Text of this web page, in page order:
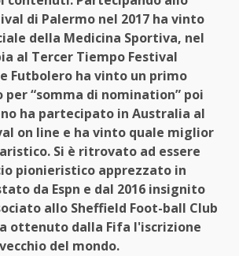
di Palermo nel 2017 ha vinto
della Medicina Sportiva, nel
al Tercer Tiempo Festival
Futbolero ha vinto un primo
per “somma di nomination” poi
ha partecipato in Australia al
on line e ha vinto quale miglior
Si è ritrovato ad essere
pionieristico apprezzato in
da Espn e dal 2016 insignito
allo Sheffield Foot-ball Club
ottenuto dalla Fifa l'iscrizione
del mondo.